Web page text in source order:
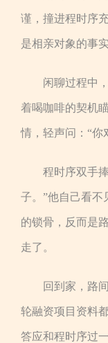
谨，撞进程时序
是相亲对象的事
闲聊过程中
着喝咖啡的契机
情，轻声问：“你
程时序双手
子。”他自己看不
的锁骨，反而是
走了。
回到家，路
轮融资项目资料
答应和程时序过